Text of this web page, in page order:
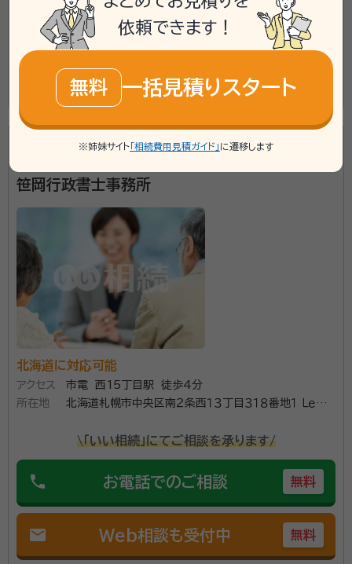
銀行手続き / 戸籍収集 / 相続人調査
初回面談無料
所属する専門家：
行政書士
この事務所の詳細を見る
遺言・相続など、お困りごとは笹岡行政書士事務所へ
笹岡行政書士事務所
北海道に対応可能
アクセス
市電 西15丁目駅 徒歩4分
所在地
北海道札幌市中央区南２条西１３丁目３１８番地１ ＬｅＣｉｅ
\「いい相続」にてご相談を承ります/
phone お電話でのご相談 無料
mail Web相談も受付中 無料
依頼できます！
無料 一括見積りスタート
※姉妹サイト 「相続費用見積ガイド」 に遷移します